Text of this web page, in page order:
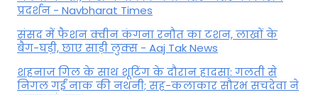
प्रदर्शन - Navbharat Times
संसद में फैशन क्वीन कंगना रनौत का टशन, लाखों के
बैग-घड़ी, छाए साड़ी लुक्स - Aaj Tak News
शहनाज गिल के साथ शूटिंग के दौरान हादसा: गलती से
निगल गईं नाक की नथनी; सह-कलाकार सौरभ सचदेवा ने